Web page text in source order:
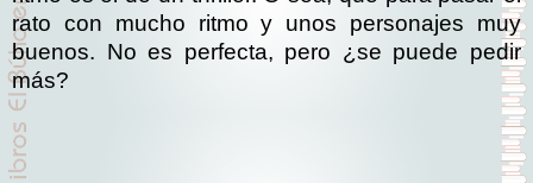
rato con mucho ritmo y unos personajes muy
buenos. No es perfecta, pero ¿se puede pedir
más?